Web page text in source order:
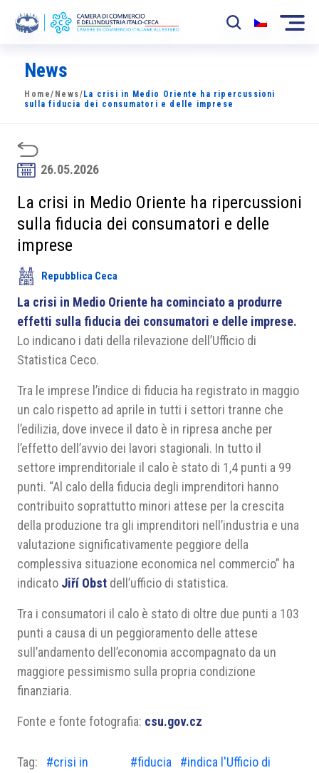
La Camera
News
Sviluppo Mercato
Soci
Partner
Area riservata
News
Home/ News/ La crisi in Medio Oriente ha ripercussioni
sulla fiducia dei consumatori e delle imprese
26.05.2026
La crisi in Medio Oriente ha ripercussioni
sulla fiducia dei consumatori e delle
imprese
Repubblica Ceca
La crisi in Medio Oriente ha cominciato a produrre
effetti sulla fiducia dei consumatori e delle imprese.
Lo indicano i dati della rilevazione dell’Ufficio di
Statistica Ceco.
Tra le imprese l’indice di fiducia ha registrato in maggio
un calo rispetto ad aprile in tutti i settori tranne che
l’edilizia, dove invece il dato è in ripresa anche per
l’effetto dell’avvio dei lavori stagionali. In tutto il
settore imprenditoriale il calo è stato di 1,4 punti a 99
punti. “Al calo della fiducia degli imprenditori hanno
contribuito soprattutto minori attese per la crescita
della produzione tra gli imprenditori nell’industria e una
valutazione significativamente peggiore della
complessiva situazione economica nel commercio” ha
indicato Jiří Obst dell’ufficio di statistica.
Tra i consumatori il calo è stato di oltre due punti a 103
punti a causa di un peggioramento delle attese
sull’andamento dell’economia accompagnato da un
maggiore pessimismo sulla propria condizione
finanziaria.
Fonte e fonte fotografia: csu.gov.cz
Tag:
#crisi in
#fiducia
#indica l'Ufficio di